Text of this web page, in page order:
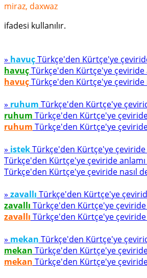
miraz, daxwaz
ifadesi kullanılır.
» havuçTürkçe'den Kürtçe'ye
havuçTürkçe'den Kürtçe'ye çeviride
havuçTürkçe'den Kürtçe'ye çeviride
» ruhum Türkçe'den Kürtçe'ye
ruhum Türkçe'den Kürtçe'ye
ruhum Türkçe'den Kürtçe'ye
» istekTürkçe'den Kürtçe'ye
Türkçe'den Kürtçe'ye çeviride
Türkçe'den Kürtçe'ye çeviride nasıl
» zavallı Türkçe'den Kürtçe'ye
zavallı Türkçe'den Kürtçe'ye çeviride
zavallı Türkçe'den Kürtçe'ye çeviride
» mekan Türkçe'den Kürtçe'ye
mekan Türkçe'den Kürtçe'ye
mekan Türkçe'den Kürtçe'ye